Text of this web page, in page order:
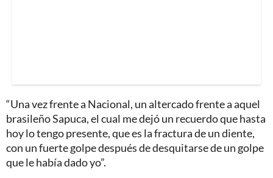
“Una vez frente a Nacional, un altercado frente a aquel
brasileño Sapuca, el cual me dejó un recuerdo que hasta
hoy lo tengo presente, que es la fractura de un diente,
con un fuerte golpe después de desquitarse de un golpe
que le había dado yo”.